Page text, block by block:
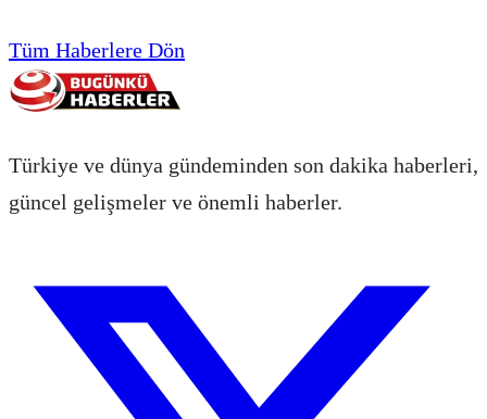
Tüm Haberlere Dön
Türkiye ve dünya gündeminden son dakika haberleri,
güncel gelişmeler ve önemli haberler.